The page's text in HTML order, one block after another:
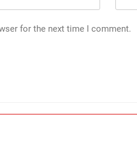
for the next time I comment.